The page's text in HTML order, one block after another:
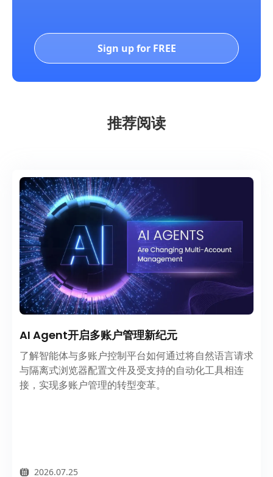
Sign up for FREE
推荐阅读
AI Agent开启多账户管理新纪元
了解智能体与多账户控制平台如何通过将自然语言请求
与隔离式浏览器配置文件及受支持的自动化工具相连
接，实现多账户管理的转型变革。
2026.07.25